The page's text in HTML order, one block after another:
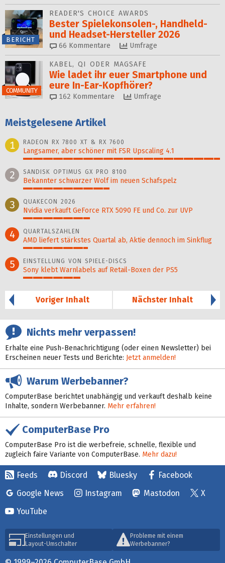
BERICHT
READER'S CHOICE AWARDS
Bester Spielekonsolen-, Handheld-
und Headset-Hersteller 2026
66 Kommentare Umfrage
COMMUNITY
KABEL, QI ODER MAGSAFE
Wie ladet ihr euer Smartphone und
eure In-Ear-Kopfhörer?
162 Kommentare Umfrage
Meistgelesene Artikel
1
RADEON RX 7800 XT & RX 7600
Langsamer, aber schöner mit FSR Upscaling 4.1
2 SANDISK OPTIMUS GX PRO 8100
Bekannter schwarzer Wolf im neuen Schafspelz
3 QUAKECON 2026
Nvidia verkauft GeForce RTX 5090 FE und Co. zur UVP
4 QUARTALSZAHLEN
AMD liefert stärkstes Quartal ab, Aktie dennoch im Sinkflug
5 EINSTELLUNG VON SPIELE-DISCS
Sony klebt Warnlabels auf Retail-Boxen der PS5
Voriger Inhalt
Nächster Inhalt
Nichts mehr verpassen!
Erhalte eine Push-Benachrichtigung (oder einen Newsletter) bei
Erscheinen neuer Tests und Berichte: Jetzt anmelden!
Warum Werbebanner?
ComputerBase berichtet unabhängig und verkauft deshalb keine
Inhalte, sondern Werbebanner. Mehr erfahren!
ComputerBase Pro
ComputerBase Pro ist die werbefreie, schnelle, flexible und
zugleich faire Variante von ComputerBase. Mehr dazu!
Feeds Discord Bluesky
Facebook
Google News
Instagram Mastodon
X
YouTube
Einstellungen und
Layout-Umschalter
Probleme mit einem
Werbebanner?